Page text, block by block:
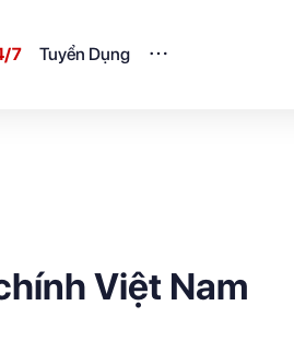
7 Tuyển Dụng
Việt Nam